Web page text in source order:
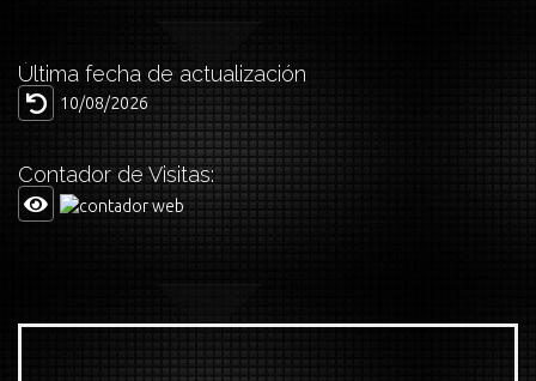
Última fecha de actualización
10/08/2026
Contador de Visitas: